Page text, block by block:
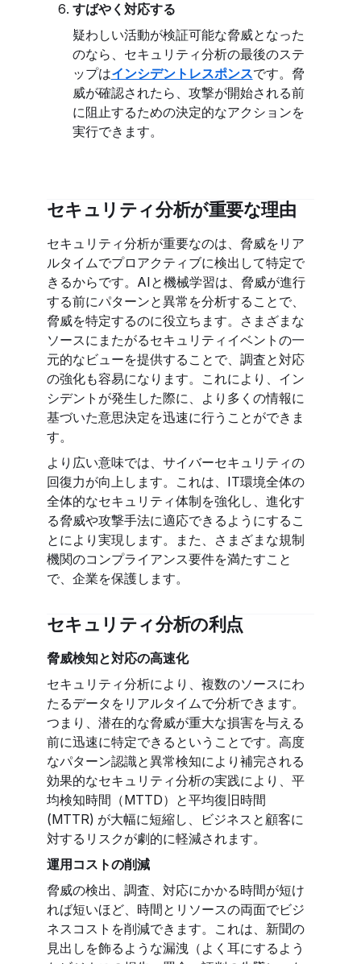
すばやく対応する
疑わしい活動が検証可能な脅威となった
のなら、セキュリティ分析の最後のステ
ップはインシデントレスポンスです。脅
威が確認されたら、攻撃が開始される前
に阻止するための決定的なアクションを
実行できます。
セキュリティ分析が重要な理由
セキュリティ分析が重要なのは、脅威をリア
ルタイムでプロアクティブに検出して特定で
きるからです。AIと機械学習は、脅威が進行
する前にパターンと異常を分析することで、
脅威を特定するのに役立ちます。さまざまな
ソースにまたがるセキュリティイベントの一
元的なビューを提供することで、調査と対応
の強化も容易になります。これにより、イン
シデントが発生した際に、より多くの情報に
基づいた意思決定を迅速に行うことができま
す。
より広い意味では、サイバーセキュリティの
回復力が向上します。これは、IT環境全体の
全体的なセキュリティ体制を強化し、進化す
る脅威や攻撃手法に適応できるようにするこ
とにより実現します。また、さまざまな規制
機関のコンプライアンス要件を満たすこと
で、企業を保護します。
セキュリティ分析の利点
脅威検知と対応の高速化
セキュリティ分析により、複数のソースにわ
たるデータをリアルタイムで分析できます。
つまり、潜在的な脅威が重大な損害を与える
前に迅速に特定できるということです。高度
なパターン認識と異常検知により補完される
効果的なセキュリティ分析の実践により、平
均検知時間（MTTD）と平均復旧時間
(MTTR) が大幅に短縮し、ビジネスと顧客に
対するリスクが劇的に軽減されます。
運用コストの削減
脅威の検出、調査、対応にかかる時間が短け
れば短いほど、時間とリソースの両面でビジ
ネスコストを削減できます。これは、新聞の
見出しを飾るような漏洩（よく耳にするよう